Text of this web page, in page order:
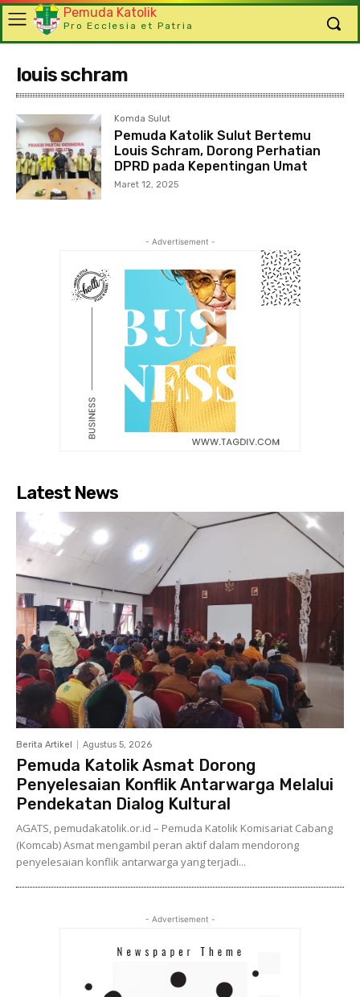
Pemuda Katolik
Pro Ecclesia et Patria
louis schram
Komda Sulut
Pemuda Katolik Sulut Bertemu
Louis Schram, Dorong Perhatian
DPRD pada Kepentingan Umat
Maret 12, 2025
- Advertisement -
Latest News
Berita Artikel Agustus 5, 2026
Pemuda Katolik Asmat Dorong
Penyelesaian Konflik Antarwarga Melalui
Pendekatan Dialog Kultural
AGATS, pemudakatolik.or.id – Pemuda Katolik Komisariat Cabang
(Komcab) Asmat mengambil peran aktif dalam mendorong
penyelesaian konflik antarwarga yang terjadi...
- Advertisement -